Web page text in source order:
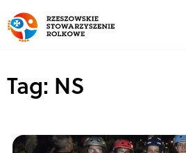
Tag: NS